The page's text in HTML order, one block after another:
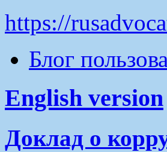
https://
Блог
English version
Доклад о